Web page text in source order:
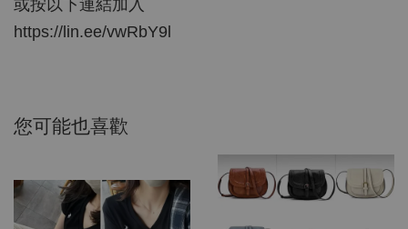
或按以下連結加入
https://lin.ee/vwRbY9l
您可能也喜歡